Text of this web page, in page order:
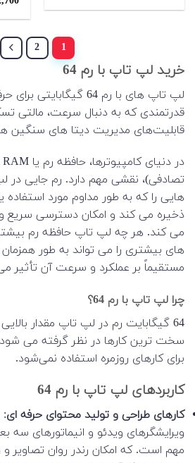
1
2
خرید لپ تاپ با رم 64
لپ تاپ های با رم 64
قدرتمندی که به دنبال سرعت، مالتی
قابلیت‌های مدیریت دیتا های سنگین
تصادفی)، نقشی مهم دارد. رم جایی در
هایی را که به طور مداوم مورد استفاده
ذخیره می کند و امکان دسترسی سریع و
می کند. هر چه لپ تاپ حافظه رم
های بیشتری را می تواند به طور
مستقیماً بر عملکرد و سرعت آن تأثیر
چرا لپ تاپ با رم 64؟
64 گیگابایت رم در لپ تاپ مقدار
سخت ترین کارها در نظر گرفته می
برای کارهای روزمره استفاده نمی‌شود.
کاربردهای لپ تاپ با رم 64
کارهای طراحی و تولید محتوای حرفه ای:
مهم است. که امکان رندر روان تصاویر و